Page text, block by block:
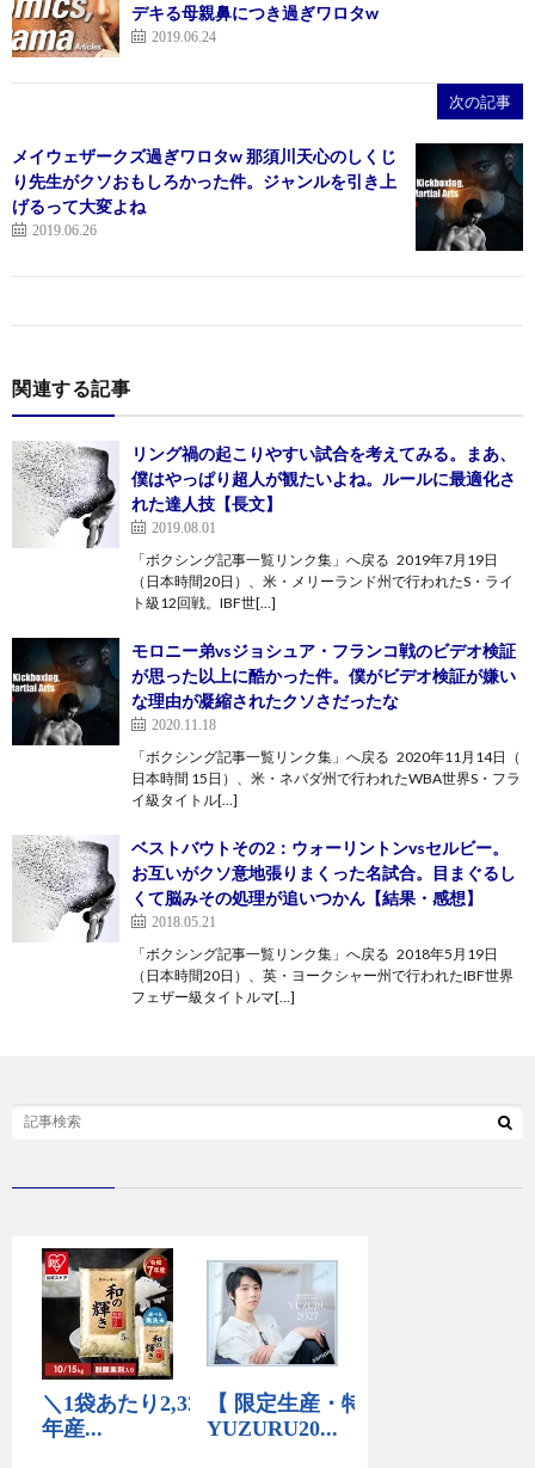
デキる母親鼻につき過ぎワロタw
2019.06.24
次の記事
メイウェザークズ過ぎワロタw 那須川天心のしくじ
り先生がクソおもしろかった件。ジャンルを引き上
げるって大変よね
2019.06.26
関連する記事
リング禍の起こりやすい試合を考えてみる。まあ、
僕はやっぱり超人が観たいよね。ルールに最適化さ
れた達人技【長文】
2019.08.01
「ボクシング記事一覧リンク集」へ戻る 2019年7月19日
（日本時間20日）、米・メリーランド州で行われたS・ライ
ト級12回戦。IBF世[…]
モロニー弟vsジョシュア・フランコ戦のビデオ検証
が思った以上に酷かった件。僕がビデオ検証が嫌い
な理由が凝縮されたクソさだったな
2020.11.18
「ボクシング記事一覧リンク集」へ戻る 2020年11月14日（
日本時間 15日）、米・ネバダ州で行われたWBA世界S・フラ
イ級タイトル[…]
ベストバウトその2：ウォーリントンvsセルビー。
お互いがクソ意地張りまくった名試合。目まぐるし
くて脳みその処理が追いつかん【結果・感想】
2018.05.21
「ボクシング記事一覧リンク集」へ戻る 2018年5月19日
（日本時間20日）、英・ヨークシャー州で行われたIBF世界
フェザー級タイトルマ[…]